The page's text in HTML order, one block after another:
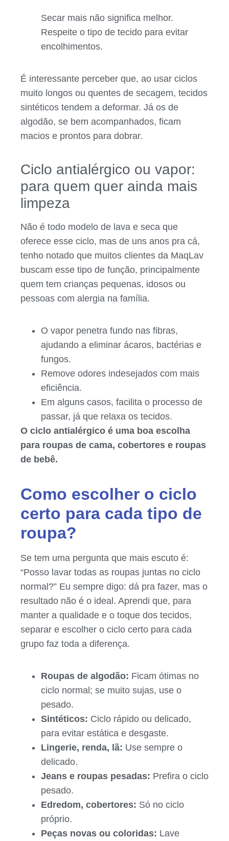
Secar mais não significa melhor.
Respeite o tipo de tecido para evitar
encolhimentos.
É interessante perceber que, ao usar ciclos
muito longos ou quentes de secagem, tecidos
sintéticos tendem a deformar. Já os de
algodão, se bem acompanhados, ficam
macios e prontos para dobrar.
Ciclo antialérgico ou vapor:
para quem quer ainda mais
limpeza
Não é todo modelo de lava e seca que
oferece esse ciclo, mas de uns anos pra cá,
tenho notado que muitos clientes da MaqLav
buscam esse tipo de função, principalmente
quem tem crianças pequenas, idosos ou
pessoas com alergia na família.
O vapor penetra fundo nas fibras,
ajudando a eliminar ácaros, bactérias e
fungos.
Remove odores indesejados com mais
eficiência.
Em alguns casos, facilita o processo de
passar, já que relaxa os tecidos.
O ciclo antialérgico é uma boa escolha
para roupas de cama, cobertores e roupas
de bebê.
Como escolher o ciclo
certo para cada tipo de
roupa?
Se tem uma pergunta que mais escuto é:
“Posso lavar todas as roupas juntas no ciclo
normal?” Eu sempre digo: dá pra fazer, mas o
resultado não é o ideal. Aprendi que, para
manter a qualidade e o toque dos tecidos,
separar e escolher o ciclo certo para cada
grupo faz toda a diferença.
Roupas de algodão: Ficam ótimas no
ciclo normal; se muito sujas, use o
pesado.
Sintéticos: Ciclo rápido ou delicado,
para evitar estática e desgaste.
Lingerie, renda, lã: Use sempre o
delicado.
Jeans e roupas pesadas: Prefira o ciclo
pesado.
Edredom, cobertores: Só no ciclo
próprio.
Peças novas ou coloridas: Lave